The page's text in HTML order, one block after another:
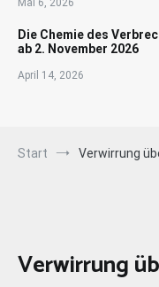
Mai 6, 2026
Die Chemie des
ab 2. November 2026
April 14, 2026
Start Verwirrung
Verwirrung